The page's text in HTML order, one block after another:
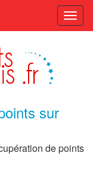
sur
de points